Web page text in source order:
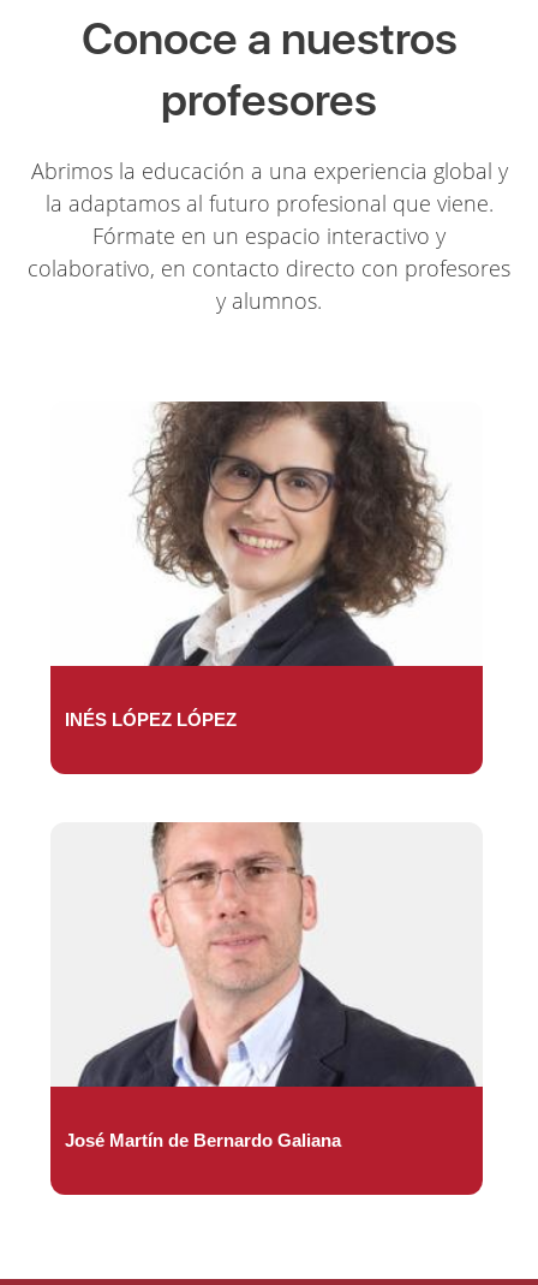
Conoce a nuestros
profesores
Abrimos la educación a una experiencia global y
la adaptamos al futuro profesional que viene.
Fórmate en un espacio interactivo y
colaborativo, en contacto directo con profesores
y alumnos.
INÉS LÓPEZ LÓPEZ
José Martín de Bernardo Galiana